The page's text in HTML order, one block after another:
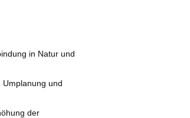
in Natur und
und
der